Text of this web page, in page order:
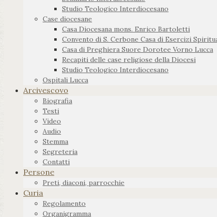
Studio Teologico Interdiocesano
Case diocesane
Casa Diocesana mons. Enrico Bartoletti
Convento di S. Cerbone Casa di Esercizi
Casa di Preghiera Suore Dorotee Vorno Lucca
Recapiti delle case religiose della Diocesi
Studio Teologico Interdiocesano
Ospitali Lucca
Arcivescovo
Biografia
Testi
Video
Audio
Stemma
Segreteria
Contatti
Persone
Preti, diaconi, parrocchie
Curia
Regolamento
Organigramma